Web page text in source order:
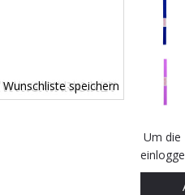
Wunschliste speichern
Um die